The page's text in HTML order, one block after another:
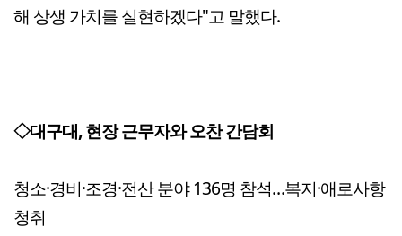
해 상생 가치를 실현하겠다"고 말했다.
◇대구대, 현장 근무자와 오찬 간담회
청소·경비·조경·전산 분야 136명 참석…복지·애로사항
청취